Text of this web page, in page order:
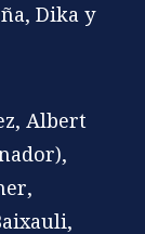
Dika y
Albert